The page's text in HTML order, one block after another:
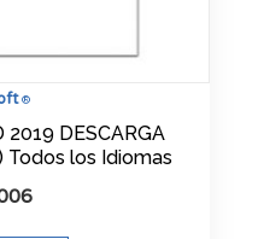
®
2019 DESCARGA
Todos los Idiomas